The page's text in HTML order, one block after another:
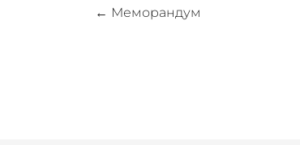
Навигация
← Меморандум